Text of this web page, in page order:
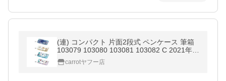
(連) コンパクト 片面2段式 ペンケース 筆箱
103079 103080 103081 103082 C 2021年1
1月carrotヤフー店